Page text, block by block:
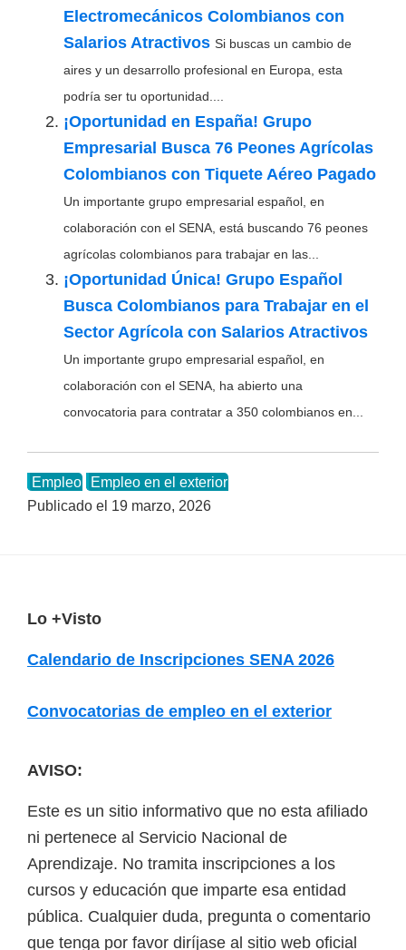
Electromecánicos Colombianos con
Salarios Atractivos Si buscas un cambio de
aires y un desarrollo profesional en Europa, esta
podría ser tu oportunidad....
¡Oportunidad en España! Grupo
Empresarial Busca 76 Peones Agrícolas
Colombianos con Tiquete Aéreo Pagado
Un importante grupo empresarial español, en
colaboración con el SENA, está buscando 76 peones
agrícolas colombianos para trabajar en las...
¡Oportunidad Única! Grupo Español
Busca Colombianos para Trabajar en el
Sector Agrícola con Salarios Atractivos
Un importante grupo empresarial español, en
colaboración con el SENA, ha abierto una
convocatoria para contratar a 350 colombianos en...
Empleo
Empleo en el exterior
Publicado el 19 marzo, 2026
Lo +Visto
Calendario de Inscripciones SENA 2026
Convocatorias de empleo en el exterior
AVISO:
Este es un sitio informativo que no esta afiliado
ni pertenece al Servicio Nacional de
Aprendizaje. No tramita inscripciones a los
cursos y educación que imparte esa entidad
pública. Cualquier duda, pregunta o comentario
que tenga por favor diríjase al sitio web oficial